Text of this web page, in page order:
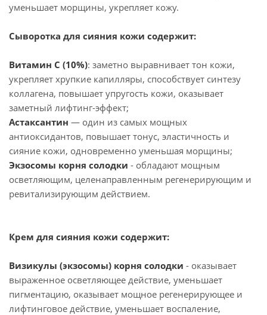
уменьшает морщины, укрепляет кожу.
Сыворотка для сияния кожи содержит:
Витамин С (10%): заметно выравнивает тон кожи,
укрепляет хрупкие капилляры, способствует синтезу
коллагена, повышает упругость кожи, оказывает
заметный лифтинг-эффект;
Астаксантин — один из самых мощных
антиоксидантов, повышает тонус, эластичность и
сияние кожи, одновременно уменьшая морщины;
Экзосомы корня солодки - обладают мощным
осветляющим, целенаправленным регенерирующим и
ревитализирующим действием.
Крем для сияния кожи содержит:
Визикулы (экзосомы) корня солодки - оказывает
выраженное осветляющее действие, уменьшает
пигментацию, оказывает мощное регенерирующее и
лифтинговое действие, уменьшает воспаление,